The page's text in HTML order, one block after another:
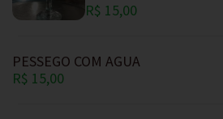
R$ 15,00
PESSEGO COM AGUA
R$ 15,00